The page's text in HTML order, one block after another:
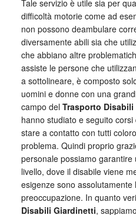
Tale servizio è utile sia per
difficoltà motorie come ad
non possono deambulare
diversamente abili sia che
che abbiano altre
assiste le persone che
a sottolineare, è composto
uomini e donne con una
campo del Trasporto
hanno studiato e seguito
stare a contatto con tutti
problema. Quindi proprio
personale possiamo garantire
livello, dove il disabile viene
esigenze sono assolutamente
preoccupazione. In quanto
Disabili Giardinetti,